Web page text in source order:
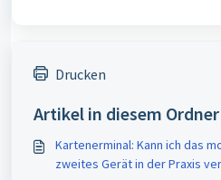
Drucken
Artikel in diesem
Kartenerminal: Kann ich das
zweites Gerät in der Praxis